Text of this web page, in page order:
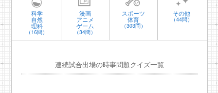
科学
自然
理科
（16問）
漫画
アニメ
ゲーム
（34問）
スポーツ
体育
（303問）
その他
（44問）
連続試合出場の時事問題クイズ一覧